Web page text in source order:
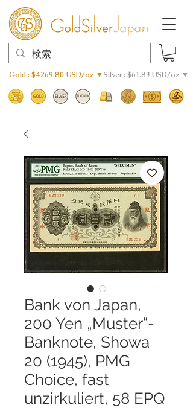
Gold : $4269.80 USD/oz ▼Silver : $61.83 USD/oz ▼
Bank von Japan,
200 Yen „Muster“-
Banknote, Showa
20 (1945), PMG
Choice, fast
unzirkuliert, 58 EPQ